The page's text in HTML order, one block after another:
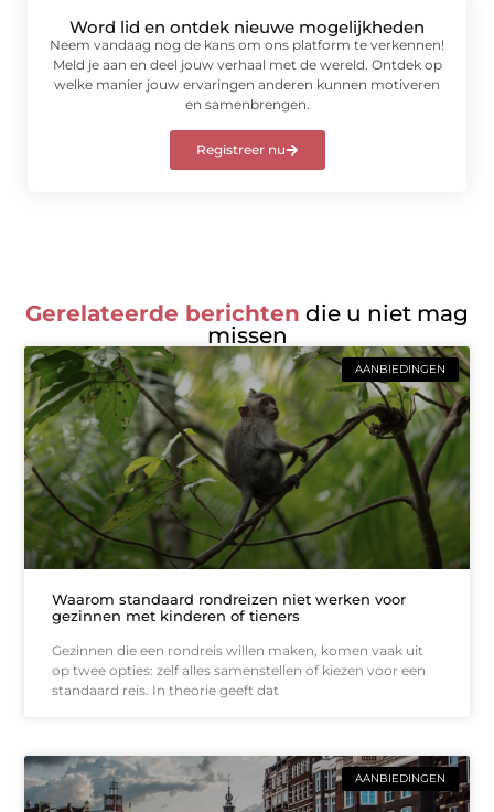
Word lid en ontdek nieuwe mogelijkheden
Neem vandaag nog de kans om ons platform te verkennen!
Meld je aan en deel jouw verhaal met de wereld. Ontdek op
welke manier jouw ervaringen anderen kunnen motiveren
en samenbrengen.
Registreer nu
Gerelateerde berichten die u niet mag
missen
AANBIEDINGEN
Waarom standaard rondreizen niet werken voor
gezinnen met kinderen of tieners
Gezinnen die een rondreis willen maken, komen vaak uit
op twee opties: zelf alles samenstellen of kiezen voor een
standaard reis. In theorie geeft dat
AANBIEDINGEN